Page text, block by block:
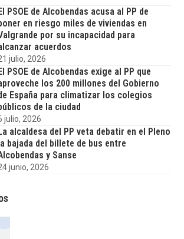
El PSOE de Alcobendas acusa al PP de
en riesgo miles de viviendas en
por su incapacidad para
acuerdos
julio, 2026
El PSOE de Alcobendas exige al PP que
los 200 millones del Gobierno
España para climatizar los colegios
de la ciudad
julio, 2026
La alcaldesa del PP veta debatir en el Pleno
la bajada del billete de bus entre
y Sanse
junio, 2026